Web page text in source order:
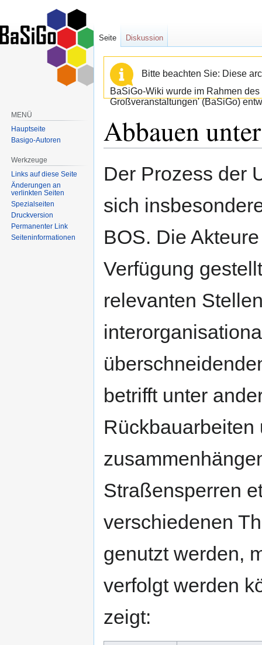
Bitte beachten Sie: Diese
BaSiGo-Wiki wurde im Rahmen
Großveranstaltungen' (BaSiGo)
Abbauen
Navigation
Suche
Der Prozess der
sich
BOS. Die
Verfügung
relevanten
betrifft unter
Rückbauarbeiten
Straßensperren
verschiedenen
genutzt werden,
verfolgt werden
zeigt:
Seite Diskussion
MENÜ
Hauptseite
Basigo-Autoren
Werkzeuge
Links auf diese Seite
Änderungen an
verlinkten Seiten
Spezialseiten
Druckversion
Permanenter Link
Seiten­informationen